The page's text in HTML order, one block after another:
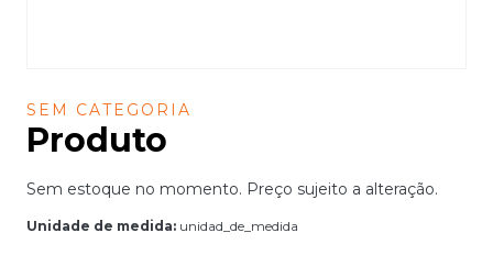
SEM CATEGORIA
Produto
Sem estoque no momento. Preço sujeito a alteração.
Unidade de medida: unidad_de_medida